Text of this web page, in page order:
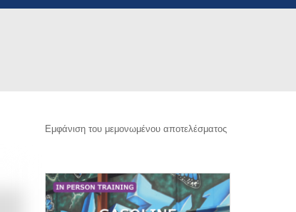
Εμφάνιση του μεμονωμένου αποτελέσματος